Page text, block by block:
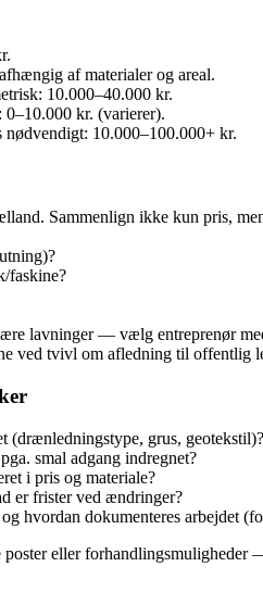
af materialer og areal.
10.000–40.000 kr.
kr. (varierer).
10.000–100.000+ kr.
Sammenlign ikke kun pris,
faskine?
lavninger — vælg entreprenør
ved tvivl om afledning til
(drænledningstype, grus, geotekstil)?
smal adgang indregnet?
i pris og materiale?
er frister ved ændringer?
hvordan dokumenteres arbejdet
eller